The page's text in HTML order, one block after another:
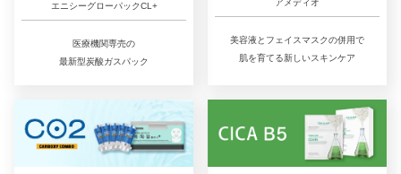
エニシーグローパックCL+
医療機関専売の
最新型炭酸ガスパック
アメディオ
美容液とフェイスマスクの併用で
肌を育てる新しいスキンケア